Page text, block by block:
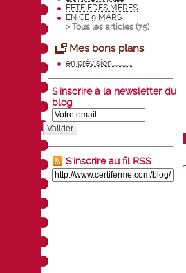
FETE EDES MERES
EN CE 9 MARS
> Tous les articles (75)
Mes bons plans
en prévision.......... ...
S'inscrire à la newsletter du
blog
Valider
S'inscrire au fil RSS